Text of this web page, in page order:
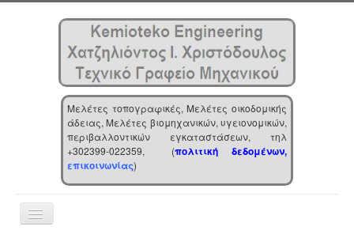
Μελέτες τοπογραφικές, Μελέτες οικοδομικής
άδειας, Μελέτες βιομηχανικών, υγειονομικών,
περιβαλλοντικών εγκαταστάσεων, τηλ
+302399-022359, (πολιτική δεδομένων,
επικοινωνίας)
Toggle
Navigation